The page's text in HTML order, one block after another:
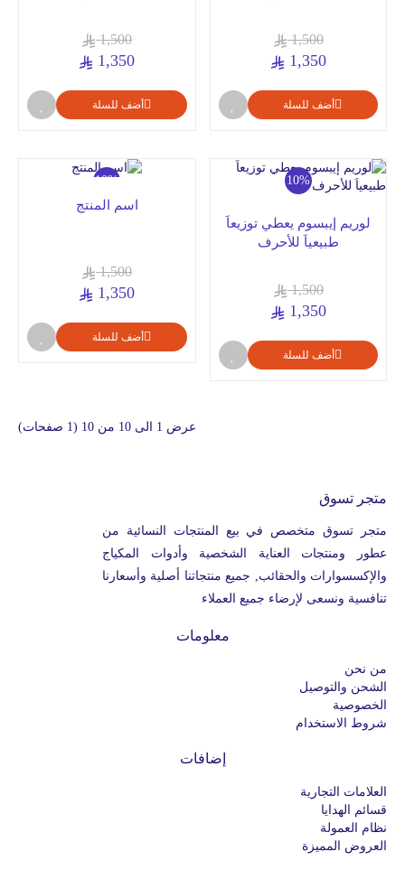
1,500
1,350
أضف للسلة
1,500
1,350
أضف للسلة
10%
لوريم إيبسوم يعطي توزيعاَ
طبيعياَ للأحرف
1,500
1,350
أضف للسلة
10%
اسم المنتج
1,500
1,350
أضف للسلة
عرض 1 الى 10 من 10 (1 صفحات)
متجر تسوق
متجر تسوق متخصص في بيع المنتجات النسائية من
عطور ومنتجات العناية الشخصية وأدوات المكياج
والإكسسوارات والحقائب, جميع منتجاتنا أصلية وأسعارنا
تنافسية ونسعى لإرضاء جميع العملاء
معلومات
من نحن
الشحن والتوصيل
الخصوصية
شروط الاستخدام
إضافات
العلامات التجارية
قسائم الهدايا
نظام العمولة
العروض المميزة